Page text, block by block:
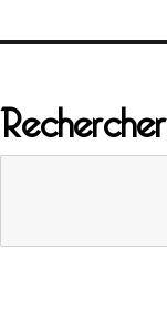
Rechercher